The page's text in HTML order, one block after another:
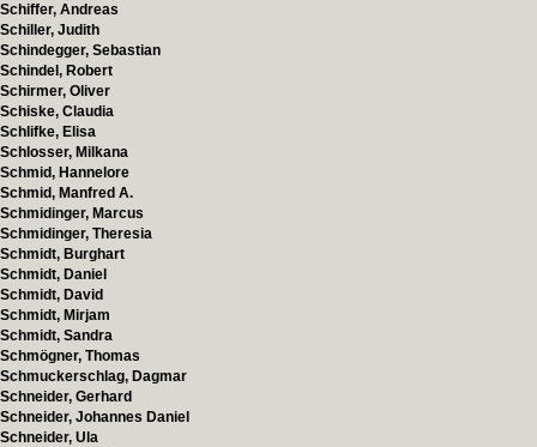
Schiffer, Andreas
Schiller, Judith
Schindegger, Sebastian
Schindel, Robert
Schirmer, Oliver
Schiske, Claudia
Schlifke, Elisa
Schlosser, Milkana
Schmid, Hannelore
Schmid, Manfred A.
Schmidinger, Marcus
Schmidinger, Theresia
Schmidt, Burghart
Schmidt, Daniel
Schmidt, David
Schmidt, Mirjam
Schmidt, Sandra
Schmögner, Thomas
Schmuckerschlag, Dagmar
Schneider, Gerhard
Schneider, Johannes Daniel
Schneider, Ula